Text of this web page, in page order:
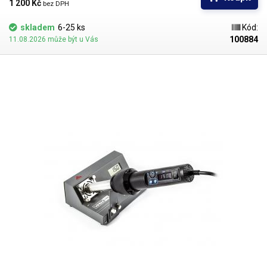
1 200 Kč bez DPH
skladem 6-25 ks
11.08.2026 může být u Vás
Kód:
100884